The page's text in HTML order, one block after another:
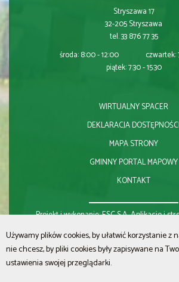
Stryszawa 17
32-205 Stryszawa
tel. 33 876 77 35
środa: 8:00 - 12:00 czwartek:
piątek: 7:30 - 15:30
WIRTUALNY SPACER
DEKLARACJA DOSTĘPNOŚCI
MAPA STRONY
GMINNY PORTAL MAPOWY
KONTAKT
Projekt i wykonanie:ESC S.A.Aplikacje i
Używamy plików cookies, by ułatwić korzystanie z
nie chcesz, by pliki cookies były zapisywane na
ustawienia swojej przeglądarki.